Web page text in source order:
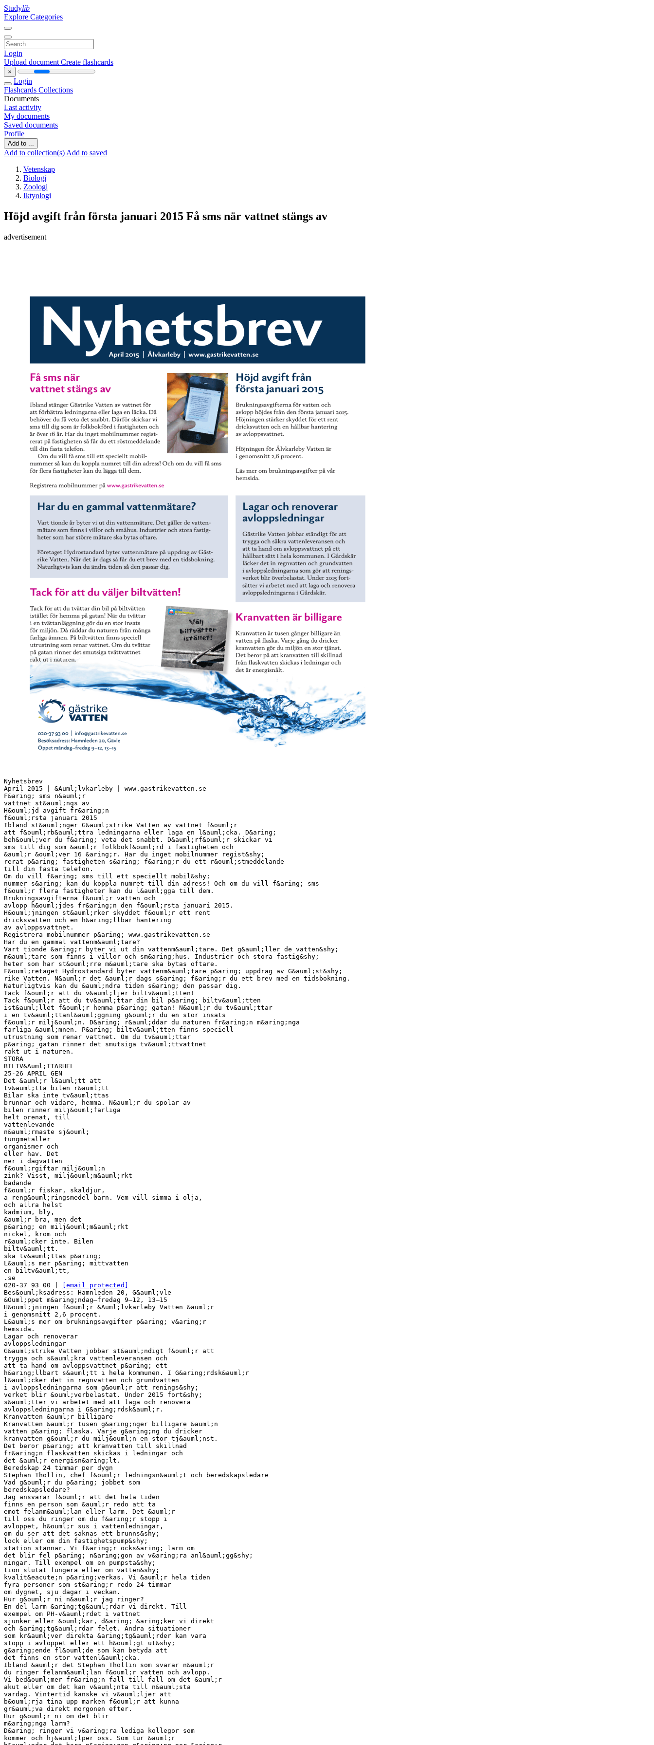
Studylib
Explore Categories
Login
Upload document Create flashcards
×
Login
Flashcards Collections
Documents
Last activity
My documents
Saved documents
Profile
Add to ...
Add to collection(s) Add to saved
Vetenskap
Biologi
Zoologi
Iktyologi
Höjd avgift från första januari 2015 Få sms när vattnet stängs av
advertisement
Nyhetsbrev
April 2015 | &Auml;lvkarleby | www.gastrikevatten.se
F&aring; sms n&auml;r
vattnet st&auml;ngs av
H&ouml;jd avgift fr&aring;n
f&ouml;rsta januari 2015
Ibland st&auml;nger G&auml;strike Vatten av vattnet f&ouml;r
att f&ouml;rb&auml;ttra ledningarna eller laga en l&auml;cka. D&aring;
beh&ouml;ver du f&aring; veta det snabbt. D&auml;rf&ouml;r skickar vi
sms till dig som &auml;r folkbokf&ouml;rd i fastigheten och
&auml;r &ouml;ver 16 &aring;r. Har du inget mobilnummer regist&shy;
rerat p&aring; fastigheten s&aring; f&aring;r du ett r&ouml;stmeddelande
till din fasta telefon.
Om du vill f&aring; sms till ett speciellt mobil&shy;
nummer s&aring; kan du koppla numret till din adress! Och om du vill f&aring; sms
f&ouml;r flera fastigheter kan du l&auml;gga till dem.
Brukningsavgifterna f&ouml;r vatten och
avlopp h&ouml;jdes fr&aring;n den f&ouml;rsta januari 2015.
H&ouml;jningen st&auml;rker skyddet f&ouml;r ett rent
dricksvatten och en h&aring;llbar hantering
av avloppsvattnet.
Registrera mobilnummer p&aring; www.gastrikevatten.se
Har du en gammal vattenm&auml;tare?
Vart tionde &aring;r byter vi ut din vattenm&auml;tare. Det g&auml;ller de vatten&shy;
m&auml;tare som finns i villor och sm&aring;hus. Industrier och stora fastig&shy;
heter som har st&ouml;rre m&auml;tare ska bytas oftare.
F&ouml;retaget Hydrostandard byter vattenm&auml;tare p&aring; uppdrag av G&auml;st&shy;
rike Vatten. N&auml;r det &auml;r dags s&aring; f&aring;r du ett brev med en tidsbokning.
Naturligtvis kan du &auml;ndra tiden s&aring; den passar dig.
Tack f&ouml;r att du v&auml;ljer biltv&auml;tten!
Tack f&ouml;r att du tv&auml;ttar din bil p&aring; biltv&auml;tten
ist&auml;llet f&ouml;r hemma p&aring; gatan! N&auml;r du tv&auml;ttar
i en tv&auml;ttanl&auml;ggning g&ouml;r du en stor insats
f&ouml;r milj&ouml;n. D&aring; r&auml;ddar du naturen fr&aring;n m&aring;nga
farliga &auml;mnen. P&aring; biltv&auml;tten finns speciell
utrustning som renar vattnet. Om du tv&auml;ttar
p&aring; gatan rinner det smutsiga tv&auml;ttvattnet
rakt ut i naturen.
STORA
BILTV&Auml;TTARHEL
25-26 APRIL GEN
Det &auml;r l&auml;tt att
tv&auml;tta bilen r&auml;tt
Bilar ska inte tv&auml;ttas
brunnar och vidare, hemma. N&auml;r du spolar av
bilen rinner milj&ouml;farliga
helt orenat, till
vattenlevande
n&auml;rmaste sj&ouml;
tungmetaller
organismer och
eller hav. Det
ner i dagvatten
f&ouml;rgiftar milj&ouml;n
zink? Visst, milj&ouml;m&auml;rkt
badande
f&ouml;r fiskar, skaldjur,
a reng&ouml;ringsmedel barn. Vem vill simma i olja,
och allra helst
kadmium, bly,
&auml;r bra, men det
p&aring; en milj&ouml;m&auml;rkt
nickel, krom och
r&auml;cker inte. Bilen
biltv&auml;tt.
ska tv&auml;ttas p&aring;
L&auml;s mer p&aring; mittvatten
en biltv&auml;tt,
.se
020-37 93 00 |
[email protected]
Bes&ouml;ksadress: Hamnleden 20, G&auml;vle
&Ouml;ppet m&aring;ndag–fredag 9–12, 13–15
H&ouml;jningen f&ouml;r &Auml;lvkarleby Vatten &auml;r
i genomsnitt 2,6 procent.
L&auml;s mer om brukningsavgifter p&aring; v&aring;r
hemsida.
Lagar och renoverar
avloppsledningar
G&auml;strike Vatten jobbar st&auml;ndigt f&ouml;r att
trygga och s&auml;kra vattenleveransen och
att ta hand om avloppsvattnet p&aring; ett
h&aring;llbart s&auml;tt i hela kommunen. I G&aring;rdsk&auml;r
l&auml;cker det in regnvatten och grundvatten
i avloppsledningarna som g&ouml;r att renings&shy;
verket blir &ouml;verbelastat. Under 2015 fort&shy;
s&auml;tter vi arbetet med att laga och renovera
avloppsledningarna i G&aring;rdsk&auml;r.
Kranvatten &auml;r billigare
Kranvatten &auml;r tusen g&aring;nger billigare &auml;n
vatten p&aring; flaska. Varje g&aring;ng du dricker
kranvatten g&ouml;r du milj&ouml;n en stor tj&auml;nst.
Det beror p&aring; att kranvatten till skillnad
fr&aring;n flaskvatten skickas i ledningar och
det &auml;r energisn&aring;lt.
Beredskap 24 timmar per dygn
Stephan Thollin, chef f&ouml;r ledningsn&auml;t och beredskapsledare
Vad g&ouml;r du p&aring; jobbet som
beredskapsledare?
Jag ansvarar f&ouml;r att det hela tiden
finns en person som &auml;r redo att ta
emot felanm&auml;lan eller larm. Det &auml;r
till oss du ringer om du f&aring;r stopp i
avloppet, h&ouml;r sus i vattenledningar,
om du ser att det saknas ett brunns&shy;
lock eller om din fastighetspump&shy;
station stannar. Vi f&aring;r ocks&aring; larm om
det blir fel p&aring; n&aring;gon av v&aring;ra anl&auml;gg&shy;
ningar. Till exempel om en pumpsta&shy;
tion slutat fungera eller om vatten&shy;
kvalit&eacute;n p&aring;verkas. Vi &auml;r hela tiden
fyra personer som st&aring;r redo 24 timmar
om dygnet, sju dagar i veckan.
Hur g&ouml;r ni n&auml;r jag ringer?
En del larm &aring;tg&auml;rdar vi direkt. Till
exempel om PH-v&auml;rdet i vattnet
sjunker eller &ouml;kar, d&aring; &aring;ker vi direkt
och &aring;tg&auml;rdar felet. Andra situationer
som kr&auml;ver direkta &aring;tg&auml;rder kan vara
stopp i avloppet eller ett h&ouml;gt ut&shy;
g&aring;ende fl&ouml;de som kan betyda att
det finns en stor vattenl&auml;cka.
Ibland &auml;r det Stephan Thollin som svarar n&auml;r
du ringer felanm&auml;lan f&ouml;r vatten och avlopp.
Vi bed&ouml;mer fr&aring;n fall till fall om det &auml;r
akut eller om det kan v&auml;nta till n&auml;sta
vardag. Vintertid kanske vi v&auml;ljer att
b&ouml;rja tina upp marken f&ouml;r att kunna
gr&auml;va direkt morgonen efter.
Hur g&ouml;r ni om det blir
m&aring;nga larm?
D&aring; ringer vi v&aring;ra lediga kollegor som
kommer och hj&auml;lper oss. Som tur &auml;r